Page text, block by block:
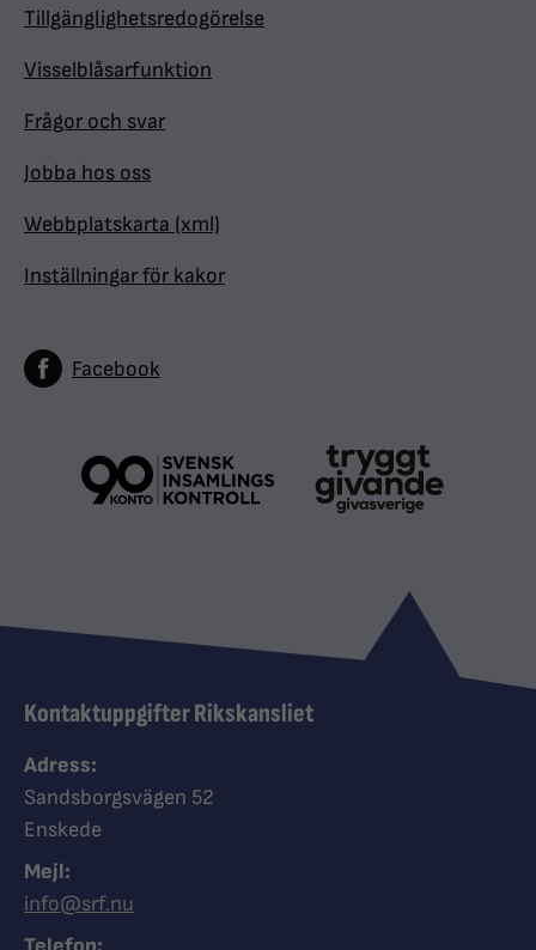
Tillgänglighetsredogörelse
Visselblåsarfunktion
Frågor och svar
Jobba hos oss
Webbplatskarta (xml)
Inställningar för kakor
Facebook
Kontaktuppgifter Rikskansliet
Adress:
Sandsborgsvägen 52
Enskede
Mejl:
info@srf.nu